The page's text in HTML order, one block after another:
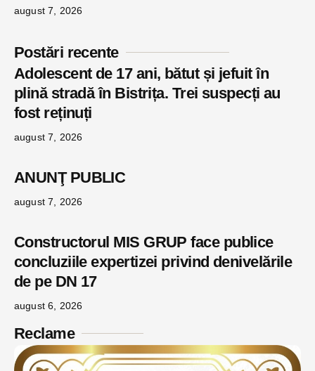
august 7, 2026
Postări recente
Adolescent de 17 ani, bătut și jefuit în
plină stradă în Bistrița. Trei suspecți au
fost reținuți
august 7, 2026
ANUNŢ PUBLIC
august 7, 2026
Constructorul MIS GRUP face publice
concluziile expertizei privind denivelările
de pe DN 17
august 6, 2026
Reclame